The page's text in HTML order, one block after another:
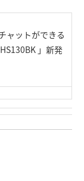
ャットができる
」新発